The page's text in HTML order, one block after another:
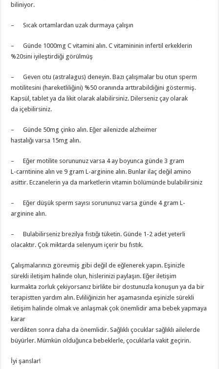
biliniyor.
– Sıcak ortamlardan uzak durmaya çalışın
– Günde 1000mg C vitamini alın. C vitamininin infertil erkeklerin
%20sini iyileştirdiği görülmüş
– Geven otu (astralagus) deneyin. Bazı çalışmalar bu otun sperm
motilitesini (hareketliliğini) %50 oranında arttırabildiğini göstermiş.
Kapsül, tablet ya da likit olarak alabilirsiniz. Dilerseniz çay olarak
da içebilirsiniz.
– Günde 50mg çinko alın. Eğer ailenizde alzheimer
hastalığı varsa 15mg alın.
– Eğer motilite sorununuz varsa 4 ay boyunca günde 3 gram
L-carntinine alın ve 9 gram L-arginine alın. Bunlar ilaç değil amino
asittir. Eczanelerin ya da marketlerin vitamin bölümünde bulabilirsiniz
– Eğer düşük sperm sayısı sorununuz varsa günde 4 gram L-
arginine alın.
– Bulabilirseniz brezilya fıstığı tüketin. Günde 1-2 adet yeterli
olacaktır. Çok miktarda selenyum içerir bu fıstık.
Çalışmalarınızı görevmiş gibi değil de eğlenerek yapın. Eşinizle
sürekli iletişim halinde olun, hislerinizi paylaşın. Eğer iletişim
kurmakta zorluk çekiyorsanız birlikte bir dostunuzla konuşun ya da bir
terapistten yardım alın. Evliliğinizin her aşamasında eşinizle sürekli
iletişim halinde olmak ve anlaşmak çok önemlidir ama bebek yapmaya
karar
verdikten sonra daha da önemlidir. Sağlıklı çocuklar sağlıklı ailelerde
büyürler. Mümkün olduğunca bebeklerle, çocuklarla vakit geçirin.
İyi şanslar!